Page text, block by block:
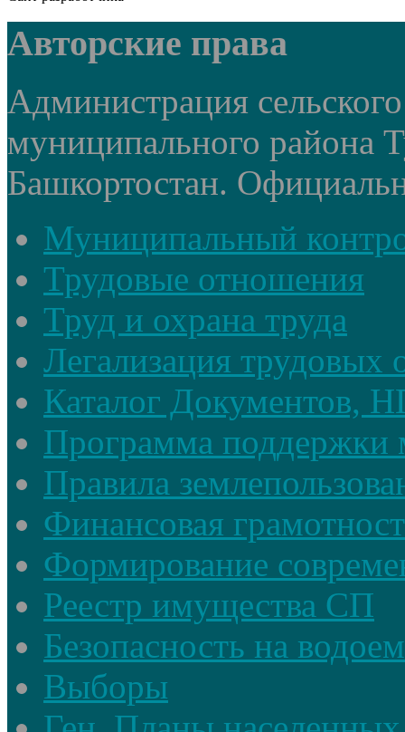
Авторские права
Администрация
муниципального района
Башкортостан.
Муниципальный
Трудовые отношения
Труд и охрана труда
Легализация трудовых
Каталог Документов,
Программа поддержки
Правила
Финансовая
Формирование
Реестр имущества СП
Безопасность на
Выборы